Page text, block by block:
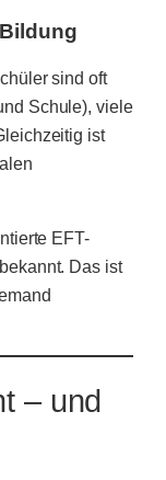
sind oft
Schule), viele
ist
EFT-
Das ist
– und